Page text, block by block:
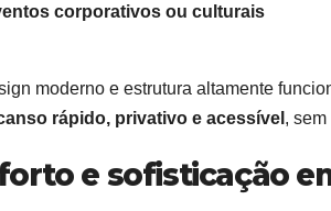
corporativos ou culturais
moderno e estrutura altamente
rápido, privativo e acessível ,
e sofisticação